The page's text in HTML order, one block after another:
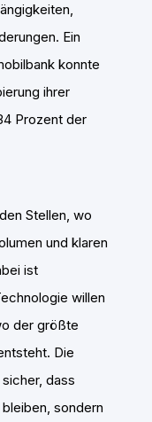
Ein
konnte
ihrer
Prozent der
Stellen, wo
und klaren
ist
willen
der größte
Die
dass
sondern